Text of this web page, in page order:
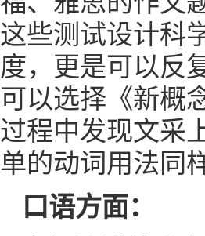
这些测试设计科
度，更是可以反
可以选择《新概
过程中发现文采
单的动词用法同
口语方面：